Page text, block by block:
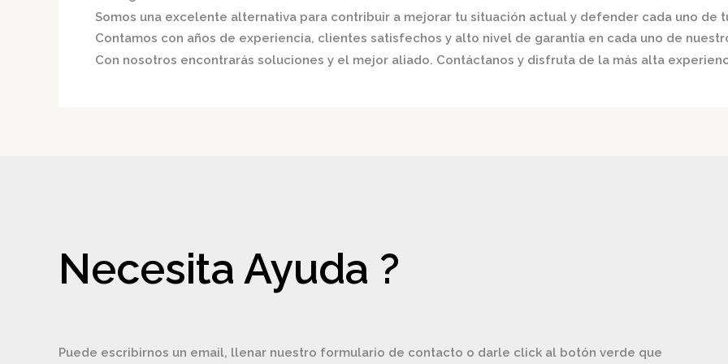
Somos una excelente alternativa para contribuir a mejorar tu situación actual y defender cada uno de
Contamos con años de experiencia, clientes satisfechos y alto nivel de garantía en cada uno de
Con nosotros encontrarás soluciones y el mejor aliado. Contáctanos y disfruta de la más alta
Necesita Ayuda ?
Puede escribirnos un email, llenar nuestro formulario de contacto o darle click al botón verde que